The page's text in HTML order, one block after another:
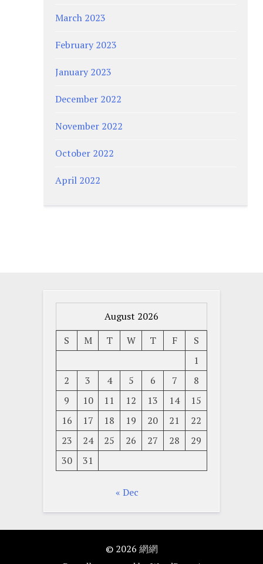
March 2023
February 2023
January 2023
December 2022
November 2022
October 2022
April 2022
August 2026
S
M T W T F
S
1
2
3 4 5 6 7
8
9
10 11 12 13 14
15
16
17 18 19 20 21
22
23
24 25 26 27 28
29
30
31
« Dec
© 2026 網網